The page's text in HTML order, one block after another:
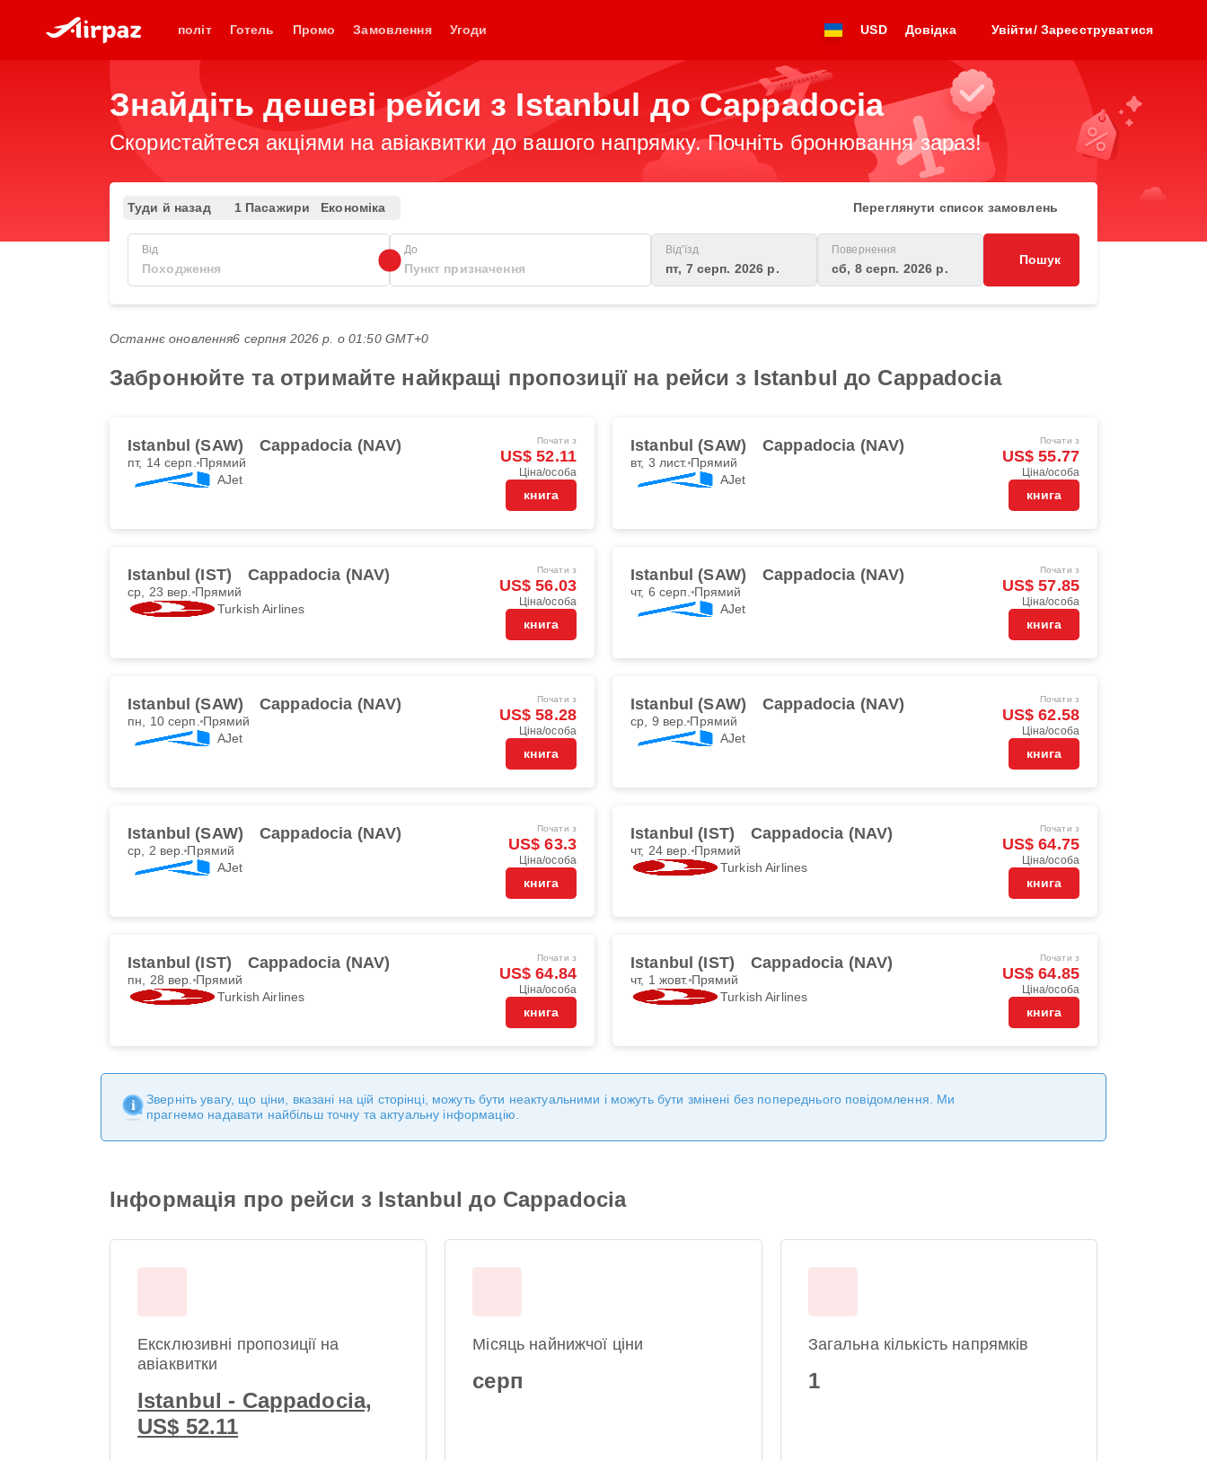
політ Готель Промо Замовлення Угоди USD Довідка Увійти/ Зареєструватися
Знайдіть дешеві рейси з Istanbul до Cappadocia
Скористайтеся акціями на авіаквитки до вашого напрямку. Почніть бронювання зараз!
Туди й назад 1 Пасажири Економіка Переглянути список замовлень
Від До Від'їзд
пт, 7 серп. 2026 р.
Повернення
сб, 8 серп. 2026 р.
Пошук
Останнє оновлення6 серпня 2026 р. о 01:50 GMT+0
Забронюйте та отримайте найкращі пропозиції на рейси з Istanbul до Cappadocia
Istanbul (SAW) Cappadocia (NAV)
пт, 14 серп. Прямий
AJet
Почати з
US$ 52.11
Ціна/особа
книга
Istanbul (SAW) Cappadocia (NAV)
вт, 3 лист. Прямий
AJet
Почати з
US$ 55.77
Ціна/особа
книга
Istanbul (IST) Cappadocia (NAV)
ср, 23 вер. Прямий
Turkish Airlines
Почати з
US$ 56.03
Ціна/особа
книга
Istanbul (SAW) Cappadocia (NAV)
чт, 6 серп. Прямий
AJet
Почати з
US$ 57.85
Ціна/особа
книга
Istanbul (SAW) Cappadocia (NAV)
пн, 10 серп. Прямий
AJet
Почати з
US$ 58.28
Ціна/особа
книга
Istanbul (SAW) Cappadocia (NAV)
ср, 9 вер. Прямий
AJet
Почати з
US$ 62.58
Ціна/особа
книга
Istanbul (SAW) Cappadocia (NAV)
ср, 2 вер. Прямий
AJet
Почати з
US$ 63.3
Ціна/особа
книга
Istanbul (IST) Cappadocia (NAV)
чт, 24 вер. Прямий
Turkish Airlines
Почати з
US$ 64.75
Ціна/особа
книга
Istanbul (IST) Cappadocia (NAV)
пн, 28 вер. Прямий
Turkish Airlines
Почати з
US$ 64.84
Ціна/особа
книга
Istanbul (IST) Cappadocia (NAV)
чт, 1 жовт. Прямий
Turkish Airlines
Почати з
US$ 64.85
Ціна/особа
книга
Зверніть увагу, що ціни, вказані на цій сторінці, можуть бути неактуальними і можуть бути змінені без попереднього повідомлення. Ми
прагнемо надавати найбільш точну та актуальну інформацію.
Інформація про рейси з Istanbul до Cappadocia
Ексклюзивні пропозиції на
авіаквитки
Istanbul - Cappadocia,
US$ 52.11
Місяць найнижчої ціни
серп
Загальна кількість напрямків
1